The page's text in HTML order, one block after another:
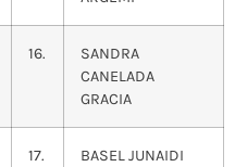
16.
SANDRA
CANELADA
GRACIA
17.
BASEL JUNAIDI